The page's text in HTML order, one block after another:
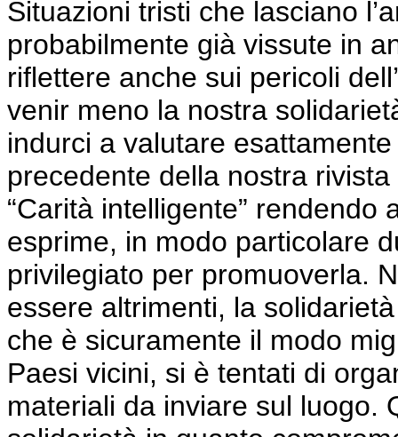
Situazioni tristi che lasciano
probabilmente già vissute in
riflettere anche sui pericoli
venir meno la nostra
indurci a valutare
precedente della nostra
“Carità intelligente”
esprime, in modo particolare
privilegiato per promuoverla.
essere altrimenti, la
che è sicuramente il modo
Paesi vicini, si è tentati di
materiali da inviare sul luogo.